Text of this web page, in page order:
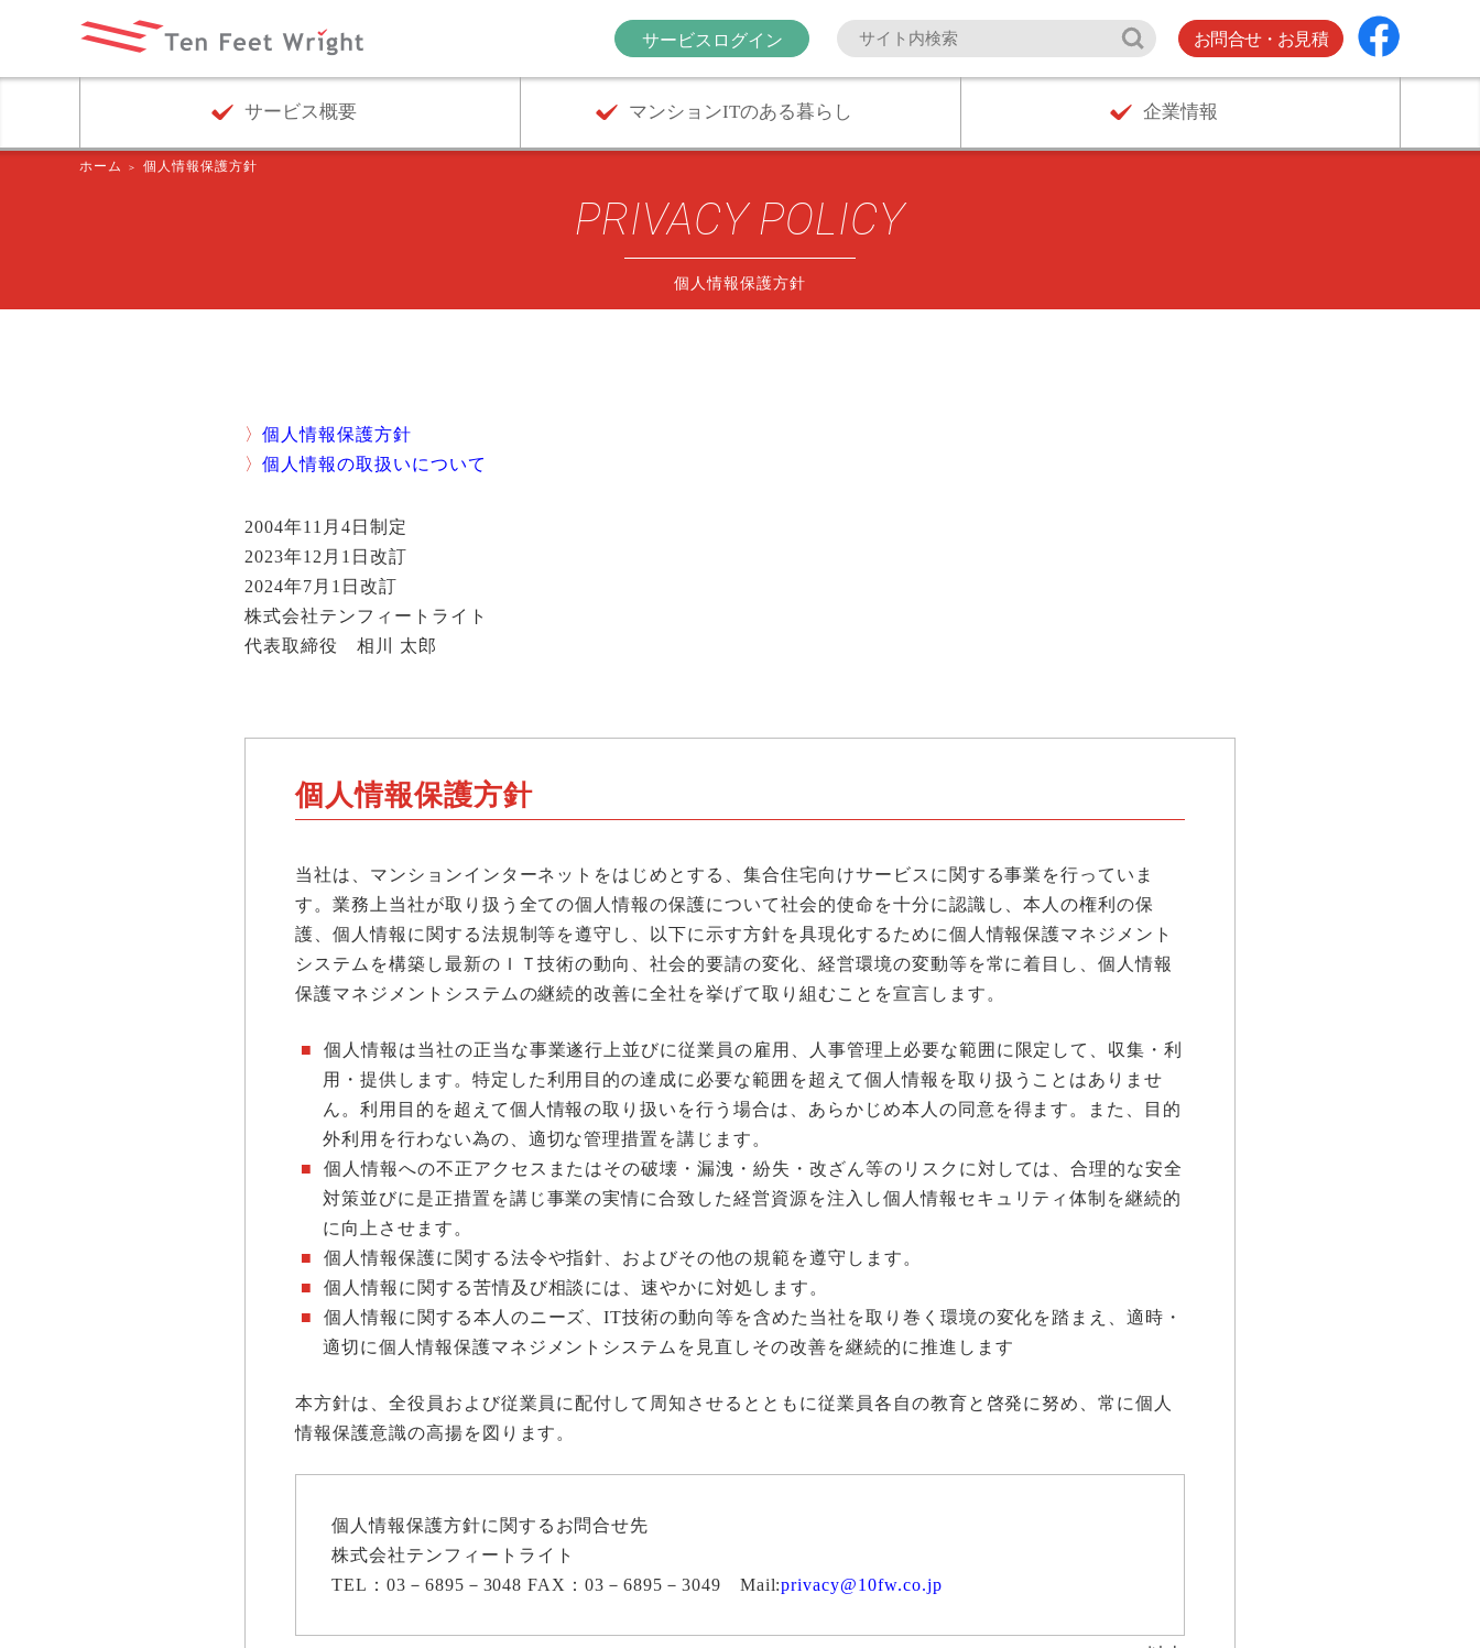
サービスログイン お問合せ・お見積
サービス概要 マンションITのある暮らし 企業情報
ホーム 個人情報保護方針
PRIVACY POLICY
個人情報保護方針
個人情報保護方針
個人情報の取扱いについて
2004年11月4日制定
2023年12月1日改訂
2024年7月1日改訂
株式会社テンフィートライト
代表取締役 相川 太郎
個人情報保護方針
当社は、マンションインターネットをはじめとする、集合住宅向けサービスに関する事業を行っていま
す。業務上当社が取り扱う全ての個人情報の保護について社会的使命を十分に認識し、本人の権利の保
護、個人情報に関する法規制等を遵守し、以下に示す方針を具現化するために個人情報保護マネジメント
システムを構築し最新のＩＴ技術の動向、社会的要請の変化、経営環境の変動等を常に着目し、個人情報
保護マネジメントシステムの継続的改善に全社を挙げて取り組むことを宣言します。
個人情報は当社の正当な事業遂行上並びに従業員の雇用、人事管理上必要な範囲に限定して、収集・利
用・提供します。特定した利用目的の達成に必要な範囲を超えて個人情報を取り扱うことはありませ
ん。利用目的を超えて個人情報の取り扱いを行う場合は、あらかじめ本人の同意を得ます。また、目的
外利用を行わない為の、適切な管理措置を講じます。
個人情報への不正アクセスまたはその破壊・漏洩・紛失・改ざん等のリスクに対しては、合理的な安全
対策並びに是正措置を講じ事業の実情に合致した経営資源を注入し個人情報セキュリティ体制を継続的
に向上させます。
個人情報保護に関する法令や指針、およびその他の規範を遵守します。
個人情報に関する苦情及び相談には、速やかに対処します。
個人情報に関する本人のニーズ、IT技術の動向等を含めた当社を取り巻く環境の変化を踏まえ、適時・
適切に個人情報保護マネジメントシステムを見直しその改善を継続的に推進します
本方針は、全役員および従業員に配付して周知させるとともに従業員各自の教育と啓発に努め、常に個人
情報保護意識の高揚を図ります。
個人情報保護方針に関するお問合せ先
株式会社テンフィートライト
TEL：03－6895－3048 FAX：03－6895－3049 Mail:privacy@10fw.co.jp